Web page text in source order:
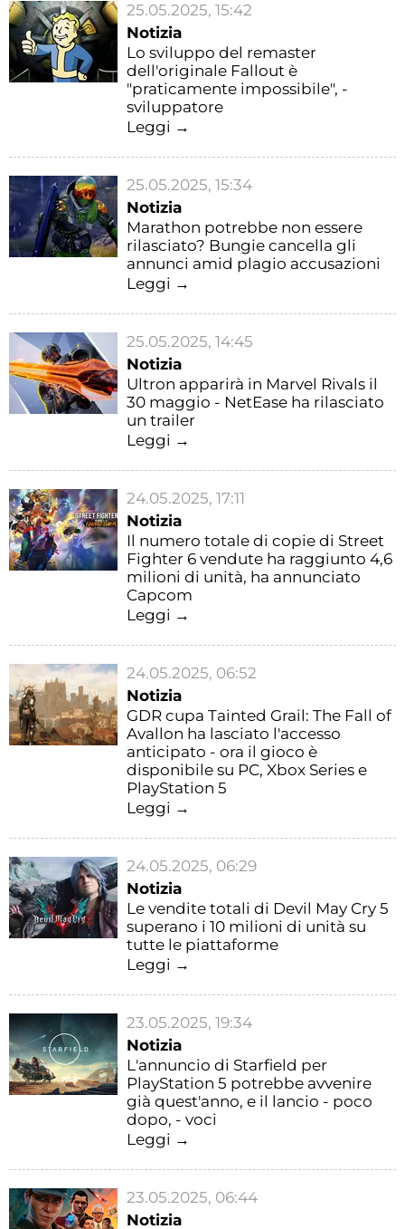
25.05.2025, 15:42
Notizia
Lo sviluppo del remaster
dell'originale Fallout è
"praticamente impossibile", -
sviluppatore
Leggi →
25.05.2025, 15:34
Notizia
Marathon potrebbe non essere
rilasciato? Bungie cancella gli
annunci amid plagio accusazioni
Leggi →
25.05.2025, 14:45
Notizia
Ultron apparirà in Marvel Rivals il
30 maggio - NetEase ha rilasciato
un trailer
Leggi →
24.05.2025, 17:11
Notizia
Il numero totale di copie di Street
Fighter 6 vendute ha raggiunto 4,6
milioni di unità, ha annunciato
Capcom
Leggi →
24.05.2025, 06:52
Notizia
GDR cupa Tainted Grail: The Fall of
Avallon ha lasciato l'accesso
anticipato - ora il gioco è
disponibile su PC, Xbox Series e
PlayStation 5
Leggi →
24.05.2025, 06:29
Notizia
Le vendite totali di Devil May Cry 5
superano i 10 milioni di unità su
tutte le piattaforme
Leggi →
23.05.2025, 19:34
Notizia
L'annuncio di Starfield per
PlayStation 5 potrebbe avvenire
già quest'anno, e il lancio - poco
dopo, - voci
Leggi →
23.05.2025, 06:44
Notizia